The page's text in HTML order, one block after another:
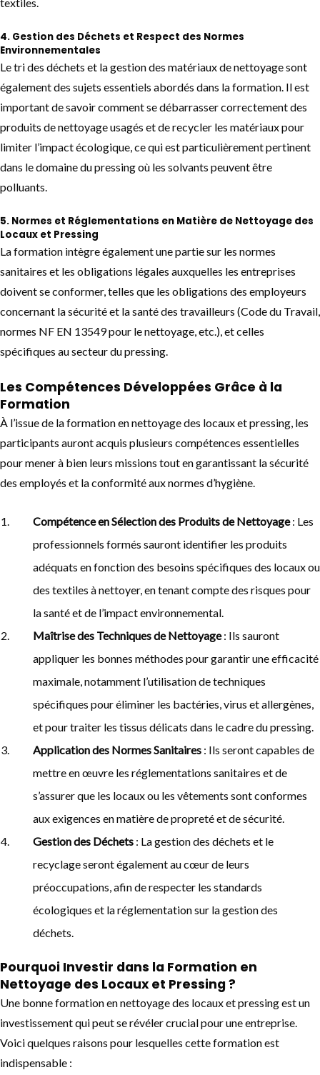
4. Gestion des Déchets et Respect des Normes
Environnementales
Le tri des déchets et la gestion des matériaux de nettoyage sont
également des sujets essentiels abordés dans la formation. Il est
important de savoir comment se débarrasser correctement des
produits de nettoyage usagés et de recycler les matériaux pour
limiter l’impact écologique, ce qui est particulièrement pertinent
dans le domaine du pressing où les solvants peuvent être
polluants.
5. Normes et Réglementations en Matière de Nettoyage des
Locaux et Pressing
La formation intègre également une partie sur les normes
sanitaires et les obligations légales auxquelles les entreprises
doivent se conformer, telles que les obligations des employeurs
concernant la sécurité et la santé des travailleurs (Code du Travail,
normes NF EN 13549 pour le nettoyage, etc.), et celles
spécifiques au secteur du pressing.
Les Compétences Développées Grâce à la
Formation
À l’issue de la formation en nettoyage des locaux et pressing, les
participants auront acquis plusieurs compétences essentielles
pour mener à bien leurs missions tout en garantissant la sécurité
des employés et la conformité aux normes d’hygiène.
Compétence en Sélection des Produits de Nettoyage: Les
professionnels formés sauront identifier les produits
adéquats en fonction des besoins spécifiques des locaux ou
des textiles à nettoyer, en tenant compte des risques pour
la santé et de l’impact environnemental.
Maîtrise des Techniques de Nettoyage: Ils sauront
appliquer les bonnes méthodes pour garantir une efficacité
maximale, notamment l’utilisation de techniques
spécifiques pour éliminer les bactéries, virus et allergènes,
et pour traiter les tissus délicats dans le cadre du pressing.
Application des Normes Sanitaires : Ils seront capables de
mettre en œuvre les réglementations sanitaires et de
s’assurer que les locaux ou les vêtements sont conformes
aux exigences en matière de propreté et de sécurité.
Gestion des Déchets : La gestion des déchets et le
recyclage seront également au cœur de leurs
préoccupations, afin de respecter les standards
écologiques et la réglementation sur la gestion des
déchets.
Pourquoi Investir dans la Formation en
Nettoyage des Locaux et Pressing ?
Une bonne formation en nettoyage des locaux et pressing est un
investissement qui peut se révéler crucial pour une entreprise.
Voici quelques raisons pour lesquelles cette formation est
indispensable :